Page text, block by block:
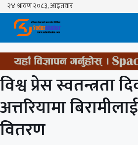
Skip
content
विश्व प्रेस स्वतन्त्रता
अत्तरियामा
वितरण